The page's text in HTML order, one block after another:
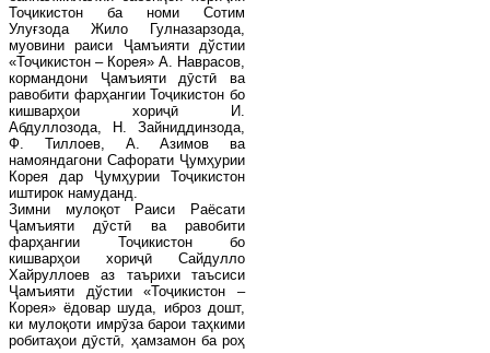
Тоҷикистон ба номи Сотим
Улуғзода Жило Гулназарзода,
муовини раиси Ҷамъияти дўстии
«Тоҷикистон – Корея» А. Наврасов,
кормандони Ҷамъияти дӯстӣ ва
равобити фарҳангии Тоҷикистон бо
кишварҳои хориҷӣ И.
Абдуллозода, Н. Зайниддинзода,
Ф. Тиллоев, А. Азимов ва
намояндагони Сафорати Ҷумҳурии
Корея дар Ҷумҳурии Тоҷикистон
иштирок намуданд.
Зимни мулоқот Раиси Раёсати
Ҷамъияти дӯстӣ ва равобити
фарҳангии Тоҷикистон бо
кишварҳои хориҷӣ Сайдулло
Хайруллоев аз таърихи таъсиси
Ҷамъияти дўстии «Тоҷикистон –
Корея» ёдовар шуда, иброз дошт,
ки мулоқоти имрӯза барои таҳкими
робитаҳои дӯстӣ, ҳамзамон ба роҳ